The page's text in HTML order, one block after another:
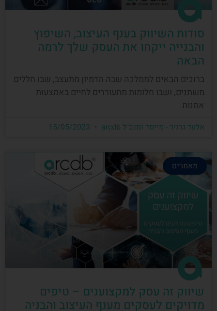
סודות השיווק בענף העיצוב, השיפוץ
והבנייה ייקחו את העסק שלך לרמה
הבאה
ברוכים הבאים לממלכה שבה הדמיון מתעצב, שבו חללים
משתנים, ושבו חלומות מתעוררים לחיים באמצעות
אמנות
אלעד גרגיר - מייסד ומנכ"ל arcdb
מאמרים
שיווק זה עסק למקצוענים – טיפים
מדויקים לעסקים מענף העיצוב והבניה